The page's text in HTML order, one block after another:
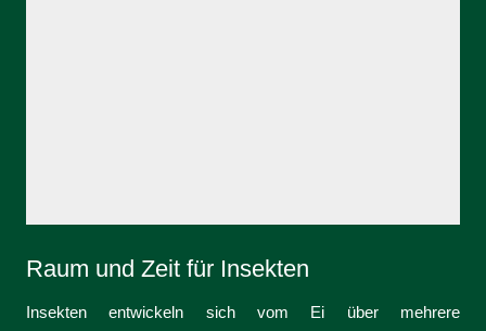
Raum und Zeit für Insekten
Insekten entwickeln sich vom Ei über mehrere